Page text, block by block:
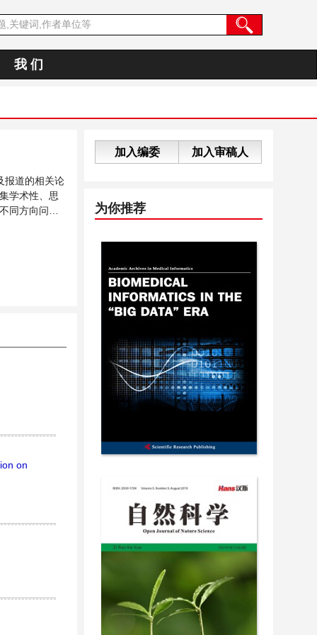
我 们
报道的相关论
学术性、思
同方向问题
on
加入编委 加入审稿人
为你推荐